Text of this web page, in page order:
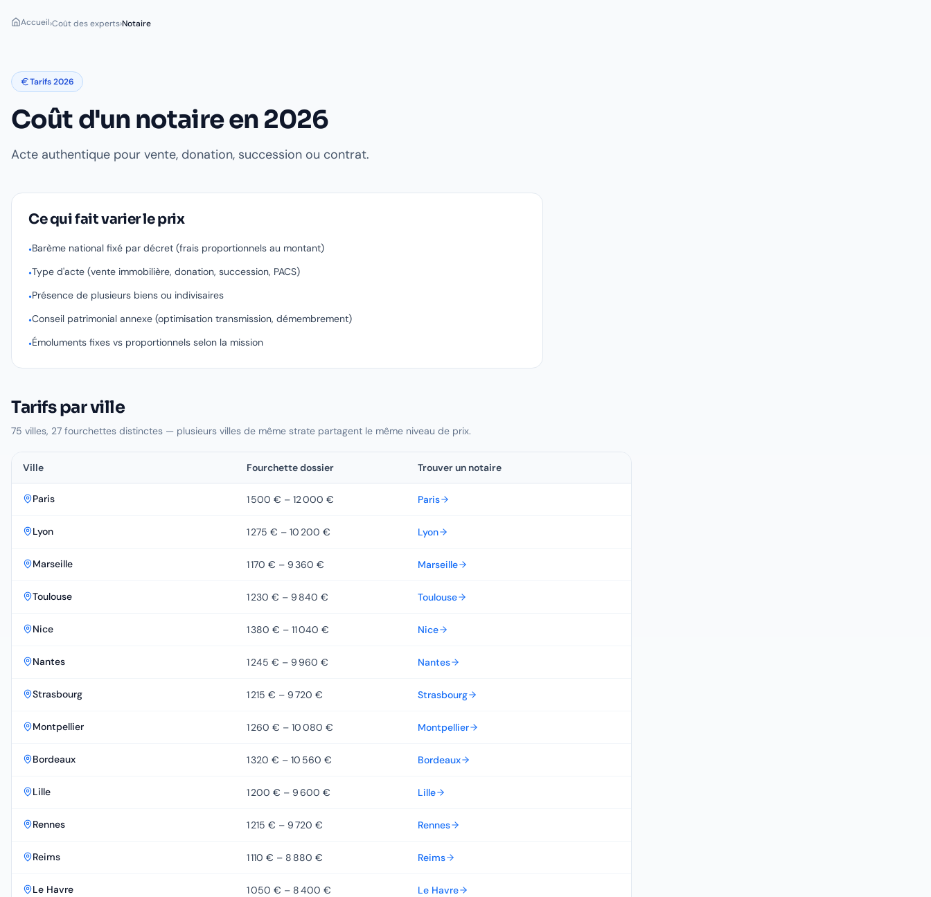
Accueil›Coût des experts›Notaire
Tarifs 2026
Coût d'un notaireen 2026
Acte authentique pour vente, donation, succession ou contrat.
Ce qui fait varier le prix
•Barème national fixé par décret (frais proportionnels au montant)
•Type d'acte (vente immobilière, donation, succession, PACS)
•Présence de plusieurs biens ou indivisaires
•Conseil patrimonial annexe (optimisation transmission, démembrement)
•Émoluments fixes vs proportionnels selon la mission
Tarifs par ville
75 villes, 27 fourchettes distinctes — plusieurs villes de même strate partagent le même niveau de prix.
Ville Fourchettedossier Trouver un notaire
Paris 1 500 € – 12 000 € Paris
Lyon 1 275 € – 10 200 € Lyon
Marseille 1 170 € – 9 360 € Marseille
Toulouse 1 230 € – 9 840 € Toulouse
Nice 1 380 € – 11 040 € Nice
Nantes 1 245 € – 9 960 € Nantes
Strasbourg 1 215 € – 9 720 € Strasbourg
Montpellier 1 260 € – 10 080 € Montpellier
Bordeaux 1 320 € – 10 560 € Bordeaux
Lille 1 200 € – 9 600 € Lille
Rennes 1 215 € – 9 720 € Rennes
Reims 1 110 € – 8 880 € Reims
Le Havre 1 050 € – 8 400 € Le Havre